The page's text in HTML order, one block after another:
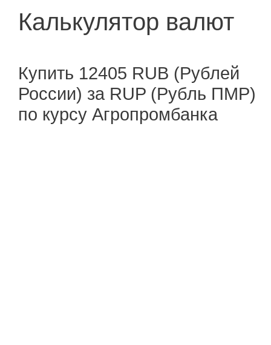
Калькулятор валют
Купить 12405 RUB (Рублей
России) за RUP (Рубль ПМР)
по курсу Агропромбанка